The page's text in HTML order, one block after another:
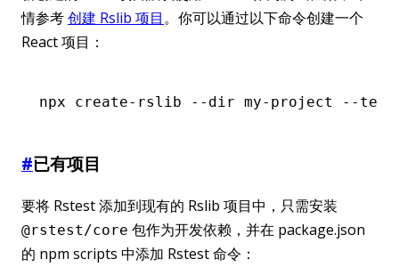
情参考创建 Rslib 项目。你可以通过以下命令创建一个
React 项目：
npx create-rslib --dir my-project --
#已有项目
要将 Rstest 添加到现有的 Rslib 项目中，只需安装
@rstest/core 包作为开发依赖，并在 package.json
的 npm scripts 中添加 Rstest 命令：